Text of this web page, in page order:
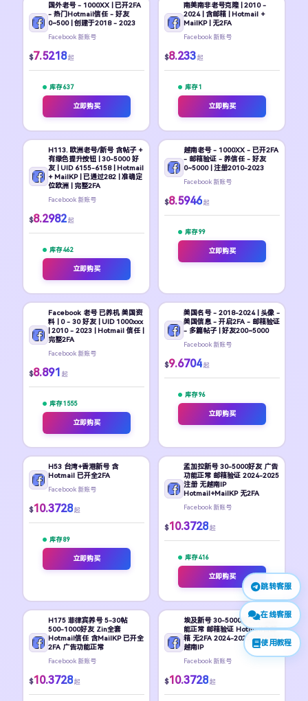
国外老号 - 1000XX | 已开2FA
- 热门Hotmail信任 - 好友
0~500 | 创建于2018 - 2023
Facebook 新账号
$7.5218 起
库存 637
立即购买
南美南非老号克隆 | 2010 -
2024 | 含邮箱 | Hotmail +
MailKP | 无2FA
Facebook 新账号
$8.233 起
库存 1
立即购买
H113. 欧洲老号/新号 含帖子 +
有绿色提升按钮 | 30-5000 好
友 | UID 6155-6158 | Hotmail
+ MailKP | 已通过282 | 准确定
位欧洲 | 完整2FA
Facebook 新账号
$8.2982 起
库存 462
立即购买
越南老号 - 1000XX - 已开2FA
- 邮箱验证 - 养信任 - 好友
0~5000 | 注册2010-2023
Facebook 新账号
$8.5946 起
库存 99
立即购买
Facebook 老号 已养机 美国资
料 | 0 - 30 好友 | UID 1000xxx
| 2010 - 2023 | Hotmail 信任 |
完整2FA
Facebook 新账号
$8.891 起
库存 1555
立即购买
美国名号 - 2018-2024 | 头像 -
美国信息 - 开启2FA - 邮箱验证
- 多篇帖子 | 好友200~5000
Facebook 新账号
$9.6704 起
库存 96
立即购买
H53 台湾+香港新号 含
Hotmail 已开全2FA
Facebook 新账号
$10.3728 起
库存 89
立即购买
孟加拉新号 30-5000好友 广告
功能正常 邮箱验证 2024-2025
注册 无越南IP
Hotmail+MailKP 无2FA
Facebook 新账号
$10.3728 起
库存 416
立即购买
H175 菲律宾养号 5-30帖
500-1000好友 Zin全套
Hotmail信任 含MailKP 已开全
2FA 广告功能正常
Facebook 新账号
$10.3728 起
埃及新号 30-5000好友 广告功
能正常 邮箱验证 Hotmail含邮
箱 无2FA 2024-2025注册 未触
越南IP
Facebook 新账号
$10.3728 起
跳转客服
在线客服
使用教程